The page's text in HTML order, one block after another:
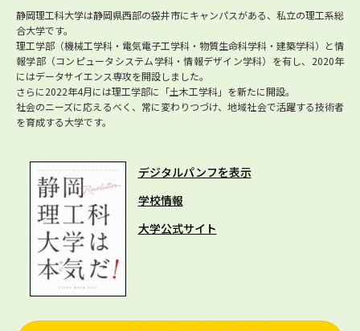
静岡理工科大学は静岡県西部の袋井市にキャンパスがある、私立の理工系総
合大学です。
理工学部（機械工学科・電気電子工学科・物質生命科学科・建築学科）と情
報学部（コンピュータシステム学科・情報デザイン学科）を有し、2020年
にはデータサイエンス専攻を開設しました。
さらに2022年4月には理工学部に「土木工学科」を新たに開設。
社会のニーズに応えるべく、常に変わりつづけ、地域社会で活躍する技術者
を育成する大学です。
デジタルパンフを表示
学校情報
大学公式サイト